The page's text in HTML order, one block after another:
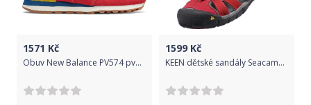
1571 Kč
Obuv New Balance PV574 pv574-ha2 Velikost 28
1599 Kč
KEEN dětské sandály Seacamp II CNX 1014470/1014478 35 červená